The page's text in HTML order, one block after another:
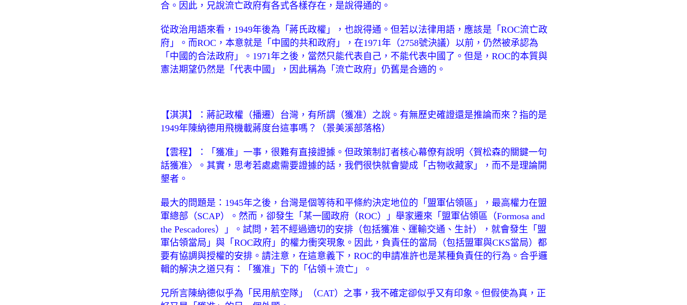
合。因此，兄說流亡政府有各式各樣存在，是說得通的。
從政治用語來看，1949年後為「蔣氏政權」，也說得通。但若以法律用語，應該是「ROC流亡政
府」。而ROC，本意就是「中國的共和政府」，在1971年（2758號決議）以前，仍然被承認為
「中國的合法政府」。1971年之後，當然只能代表自己，不能代表中國了。但是，ROC的本質與
憲法期望仍然是「代表中國」，因此稱為「流亡政府」仍舊是合適的。
【淇淇】：蔣記政權（播遷）台灣，有所謂（獲准）之說。有無歷史確證還是推論而來？指的是
1949年陳納德用飛機載蔣度台這事嗎？（景美溪部落格）
【雲程】：「獲准」一事，很難有直接證據。但政策制訂者核心幕僚有說明〈賀松森的關鍵一句
話獲准〉。其實，思考若處處需要證據的話，我們很快就會變成「古物收藏家」，而不是理論開
墾者。
最大的問題是：1945年之後，台灣是個等待和平條約決定地位的「盟軍佔領區」，最高權力在盟
軍總部（SCAP）。然而，卻發生「某一國政府（ROC）」舉家遷來「盟軍佔領區（Formosa and
the Pescadores）」。試問，若不經過適切的安排（包括獲准、運輸交通、生計），就會發生「盟
軍佔領當局」與「ROC政府」的權力衝突現象。因此，負責任的當局（包括盟軍與CKS當局）都
要有協調與授權的安排。請注意，在這意義下，ROC的申請准許也是某種負責任的行為。合乎邏
輯的解決之道只有：「獲准」下的「佔領＋流亡」。
兄所言陳納德似乎為「民用航空隊」（CAT）之事，我不確定卻似乎又有印象。但假使為真，正